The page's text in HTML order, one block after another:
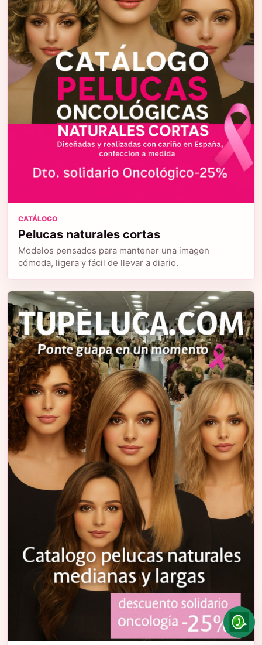
CATÁLOGO
Pelucas naturales cortas
Modelos pensados para mantener una imagen
cómoda, ligera y fácil de llevar a diario.